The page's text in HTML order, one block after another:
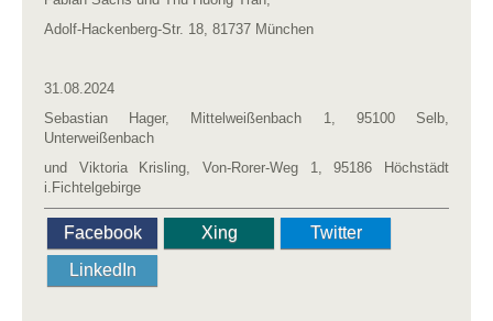
Adolf-Hackenberg-Str. 18, 81737 München
31.08.2024
Sebastian Hager, Mittelweißenbach 1, 95100 Selb,
Unterweißenbach
und Viktoria Krisling, Von-Rorer-Weg 1, 95186 Höchstädt
i.Fichtelgebirge
Facebook Xing
Twitter
LinkedIn